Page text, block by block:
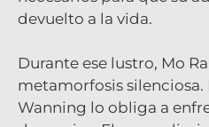
devuelto a la vida.
Durante ese lustro, Mo
metamorfosis silenciosa.
Wanning lo obliga a